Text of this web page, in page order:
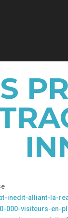
inedit-alliant-la-
000-visiteurs-en-